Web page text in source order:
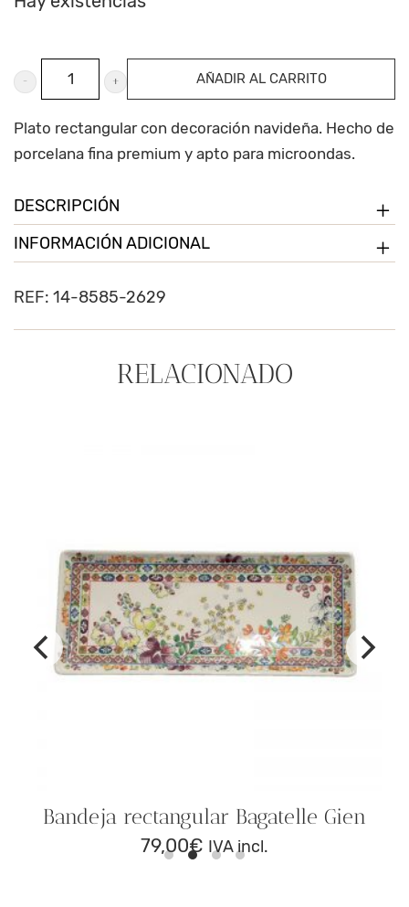
Plato
cuadrado
blanco
cantidad
AÑADIR AL CARRITO
Plato rectangular con decoración navideña. Hecho de
porcelana fina premium y apto para microondas.
DESCRIPCIÓN
INFORMACIÓN ADICIONAL
REF: 14-8585-2629
RELACIONADO
Bandeja rectangular Bagatelle Gien
79,00€ IVA incl.